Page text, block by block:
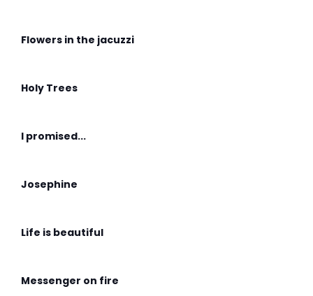
Flowers in the jacuzzi
Holy Trees
I promised...
Josephine
Life is beautiful
Messenger on fire